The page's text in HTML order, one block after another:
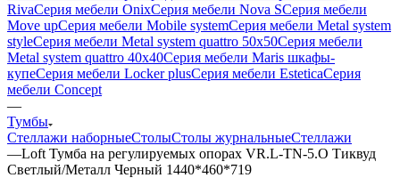
RivaСерия мебели OnixСерия мебели Nova SСерия мебели
Move upСерия мебели Mobile systemСерия мебели Metal system
styleСерия мебели Metal system quattro 50x50Серия мебели
Metal system quattro 40x40Серия мебели Maris шкафы-
купеСерия мебели Locker plusСерия мебели EsteticaСерия
мебели Concept
—
Тумбы
Стеллажи наборныеСтолыСтолы журнальныеСтеллажи
—Loft Тумба на регулируемых опорах VR.L-TN-5.O Тиквуд
Светлый/Металл Черный 1440*460*719